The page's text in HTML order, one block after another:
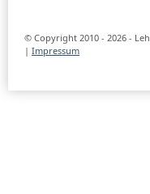
© Copyright 2010 - 2026 -
| Impressum